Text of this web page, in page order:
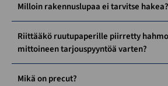
Milloin rakennuslupaa ei tarvitse hakea?
Riittääkö ruutupaperille piirretty
mittoineen tarjouspyyntöä varten?
Mikä on precut?